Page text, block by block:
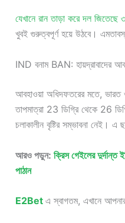
যেখানে রান তাড়া করে দল জিতেছে
খুবই গুরুত্বপূর্ণ হয়ে উঠবে।
IND বনাম BAN: হায়দ্রাবাদের
আবহাওয়া অধিদফতরের মতে, ভারত ও
তাপমাত্রা 23 ডিগ্রি থেকে 26
চলাকালীন বৃষ্টির সম্ভাবনা নেই। এ
আরও পড়ুন: ক্রিস গেইলের দুর্দান্ত
পাঠান
E2Bet এ স্বাগতম, এখানে